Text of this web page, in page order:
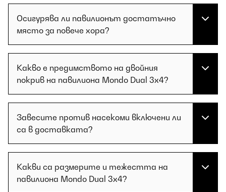
Осигурява ли павилионът достатъчно
място за повече хора?
Какво е предимството на двойния
покрив на павилиона Mondo Dual 3x4?
Завесите против насекоми включени ли
са в доставката?
Какви са размерите и тежестта на
павилиона Mondo Dual 3x4?